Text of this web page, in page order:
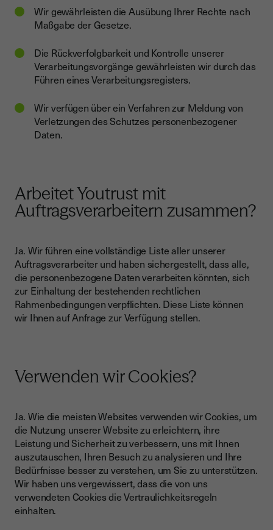
Wir gewährleisten die Ausübung Ihrer Rechte nach
Maßgabe der Gesetze.
Die Rückverfolgbarkeit und Kontrolle unserer
Verarbeitungsvorgänge gewährleisten wir durch das
Führen eines Verarbeitungsregisters.
Wir verfügen über ein Verfahren zur Meldung von
Verletzungen des Schutzes personenbezogener
Daten.
Arbeitet Youtrust mit
Auftragsverarbeitern zusammen?
Ja. Wir führen eine vollständige Liste aller unserer
Auftragsverarbeiter und haben sichergestellt, dass alle,
die personenbezogene Daten verarbeiten könnten, sich
zur Einhaltung der bestehenden rechtlichen
Rahmenbedingungen verpflichten. Diese Liste können
wir Ihnen auf Anfrage zur Verfügung stellen.
Verwenden wir Cookies?
Ja. Wie die meisten Websites verwenden wir Cookies, um
die Nutzung unserer Website zu erleichtern, ihre
Leistung und Sicherheit zu verbessern, uns mit Ihnen
auszutauschen, Ihren Besuch zu analysieren und Ihre
Bedürfnisse besser zu verstehen, um Sie zu unterstützen.
Wir haben uns vergewissert, dass die von uns
verwendeten Cookies die Vertraulichkeitsregeln
einhalten.